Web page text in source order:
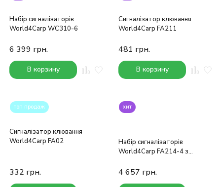
Набір сигналізаторів
World4Carp WC310-6
6 399 грн.
В корзину
Сигналізатор клювання
World4Carp FA211
481 грн.
В корзину
топ продаж
Сигналізатор клювання
World4Carp FA02
332 грн.
хит
Набір сигналізаторів
World4Carp FA214-4 з
4 657 грн.